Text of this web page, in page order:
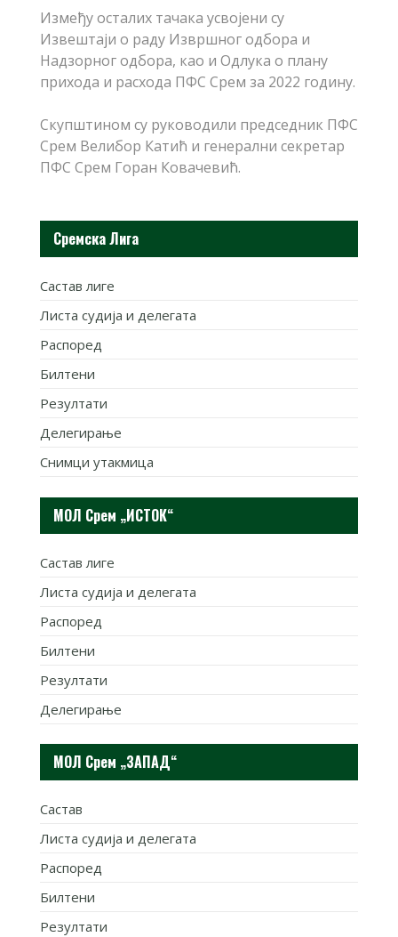
Између осталих тачака усвојени су
Извештаји о раду Извршног одбора и
Надзорног одбора, као и Одлука о плану
прихода и расхода ПФС Срем за 2022 годину.
Скупштином су руководили председник ПФС
Срем Велибор Катић и генерални секретар
ПФС Срем Горан Ковачевић.
Сремска Лига
Састав лиге
Листа судија и делегата
Распоред
Билтени
Резултати
Делегирање
Снимци утакмица
МОЛ Срем „ИСТОК“
Састав лиге
Листа судија и делегата
Распоред
Билтени
Резултати
Делегирање
МОЛ Срем „ЗАПАД“
Састав
Листа судија и делегата
Распоред
Билтени
Резултати